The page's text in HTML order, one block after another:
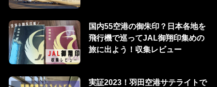
国内55空港の御朱印？日本各地を
飛行機で巡ってJAL御翔印集めの
旅に出よう！収集レビュー
実証2023！羽田空港サテライトで